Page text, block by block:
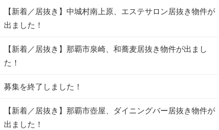
【新着／居抜き】中城村南上原、エステサロン居抜き物件が
出ました！
【新着／居抜き】那覇市泉崎、和蕎麦居抜き物件が出まし
た！
募集を終了しました！
【新着／居抜き】那覇市壺屋、ダイニングバー居抜き物件が
出ました！